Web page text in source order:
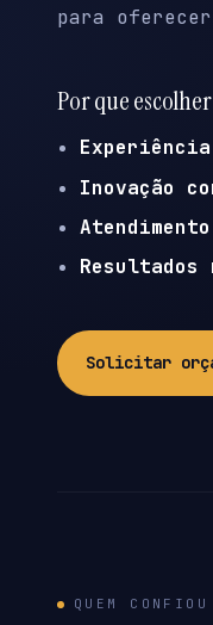
para
Por que escolher
Inovação
Resultados
Solicitar
QUEM CONFIOU